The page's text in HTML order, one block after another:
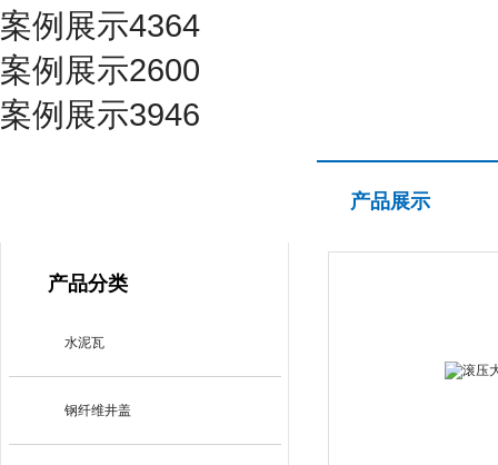
案例展示4364
案例展示2600
案例展示3946
产品分类
水泥瓦
钢纤维井盖
产品展示